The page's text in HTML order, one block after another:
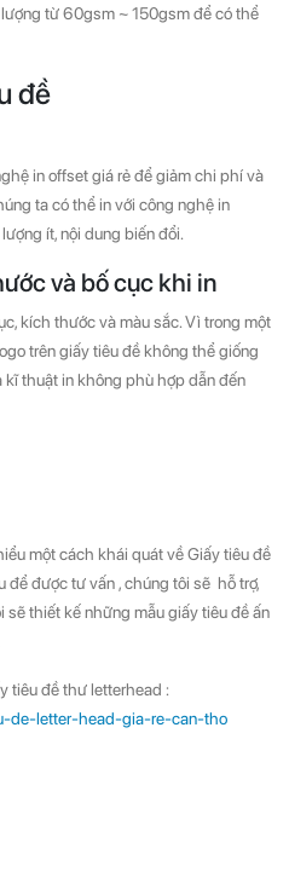
từ 60gsm ~ 150gsm để có thể
đề
in offset giá rẻ để giảm chi phí và
ta có thể in với công nghệ in
ít, nội dung biến đổi.
và bố cục khi in
kích thước và màu sắc. Vì trong một
trên giấy tiêu đề không thể giống
thuật in không phù hợp dẫn đến
một cách khái quát về Giấy tiêu đề
để được tư vấn , chúng tôi sẽ hỗ trợ,
sẽ thiết kế những mẫu giấy tiêu đề ấn
tiêu đề thư letterhead :
de-letter-head-gia-re-can-tho